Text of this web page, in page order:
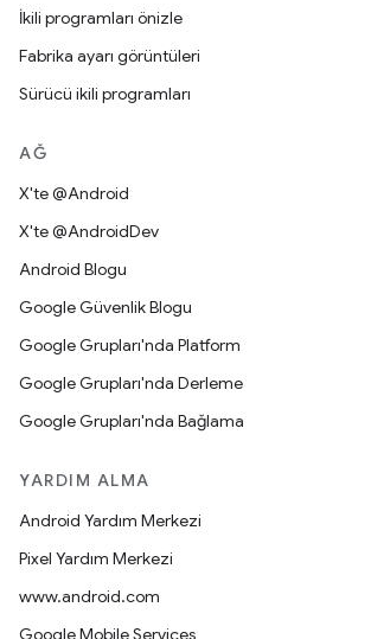
İkili programları önizle
Fabrika ayarı görüntüleri
Sürücü ikili programları
AĞ
X'te @Android
X'te @AndroidDev
Android Blogu
Google Güvenlik Blogu
Google Grupları'nda Platform
Google Grupları'nda Derleme
Google Grupları'nda Bağlama
YARDIM ALMA
Android Yardım Merkezi
Pixel Yardım Merkezi
www.android.com
Google Mobile Services